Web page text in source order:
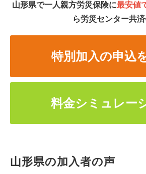
山形県で一人親方労災保険に最安値
ら労災センター共
特別加入の申込
料金シミュレー
山形県の加入者の声